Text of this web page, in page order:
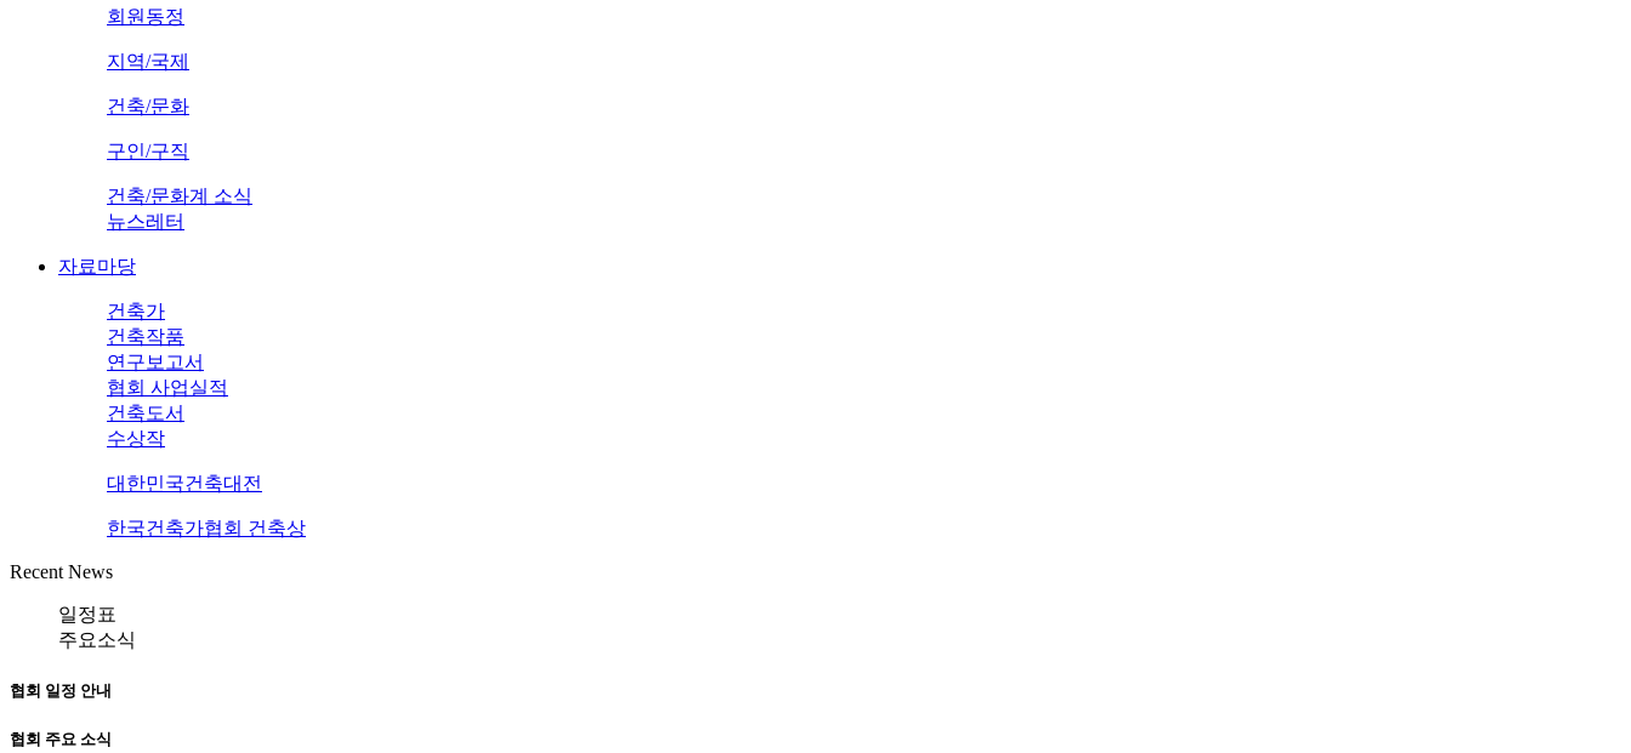
회원동정
지역/국제
건축/문화
구인/구직
건축/문화계 소식
뉴스레터
자료마당
건축가
건축작품
연구보고서
협회 사업실적
건축도서
수상작
대한민국건축대전
한국건축가협회 건축상
Recent News
일정표
주요소식
협회 일정 안내
협회 주요 소식